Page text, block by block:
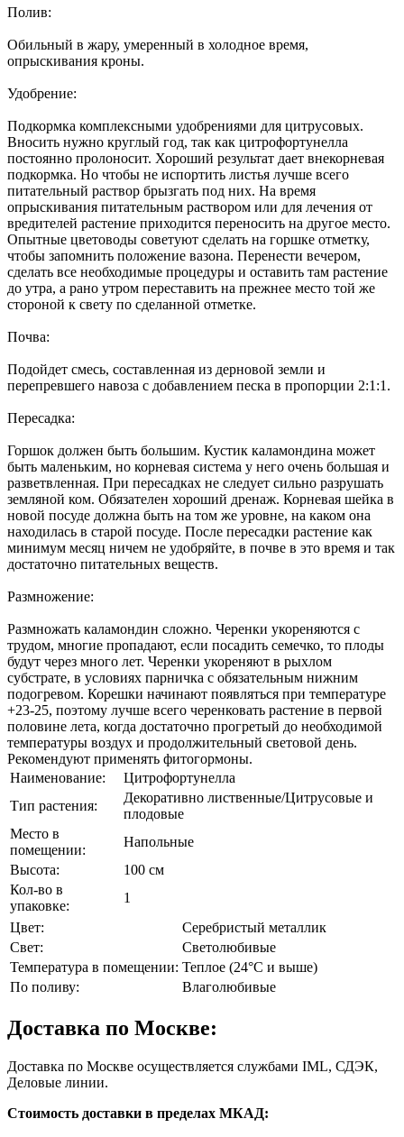
Полив:
Обильный в жару, умеренный в холодное время,
опрыскивания кроны.
Удобрение:
Подкормка комплексными удобрениями для цитрусовых.
Вносить нужно круглый год, так как цитрофортунелла
постоянно пролоносит. Хороший результат дает внекорневая
подкормка. Но чтобы не испортить листья лучше всего
питательный раствор брызгать под них. На время
опрыскивания питательным раствором или для лечения от
вредителей растение приходится переносить на другое место.
Опытные цветоводы советуют сделать на горшке отметку,
чтобы запомнить положение вазона. Перенести вечером,
сделать все необходимые процедуры и оставить там растение
до утра, а рано утром переставить на прежнее место той же
стороной к свету по сделанной отметке.
Почва:
Подойдет смесь, составленная из дерновой земли и
перепревшего навоза с добавлением песка в пропорции 2:1:1.
Пересадка:
Горшок должен быть большим. Кустик каламондина может
быть маленьким, но корневая система у него очень большая и
разветвленная. При пересадках не следует сильно разрушать
земляной ком. Обязателен хороший дренаж. Корневая шейка в
новой посуде должна быть на том же уровне, на каком она
находилась в старой посуде. После пересадки растение как
минимум месяц ничем не удобряйте, в почве в это время и так
достаточно питательных веществ.
Размножение:
Размножать каламондин сложно. Черенки укореняются с
трудом, многие пропадают, если посадить семечко, то плоды
будут через много лет. Черенки укореняют в рыхлом
субстрате, в условиях парничка с обязательным нижним
подогревом. Корешки начинают появляться при температуре
+23-25, поэтому лучше всего черенковать растение в первой
половине лета, когда достаточно прогретый до необходимой
температуры воздух и продолжительный световой день.
Рекомендуют применять фитогормоны.
Наименование:
Цитрофортунелла
Тип растения:
Декоративно лиственные/Цитрусовые и
плодовые
Место в
помещении:
Напольные
Высота:
100 см
Кол-во в
упаковке:
1
Цвет:
Серебристый металлик
Свет:
Светолюбивые
Температура в помещении: Теплое (24°C и выше)
По поливу:
Влаголюбивые
Доставка по Москве:
Доставка по Москве осуществляется службами IML, СДЭК,
Деловые линии.
Стоимость доставки в пределах МКАД: